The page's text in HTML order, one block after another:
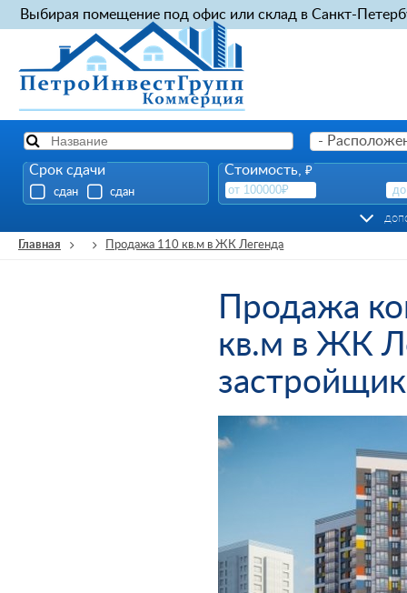
Выбирая помещение под офис или склад в Санкт-
Главная Продажа 110 кв.м в ЖК Легенда
Продажа
кв.м в ЖК
-
Срок сдачи
сдан сдан
Стоимость, ₽